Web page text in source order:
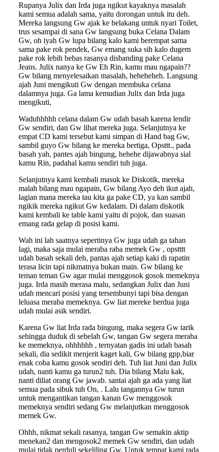
Rupanya Julix dan Irda juga ngikut kayaknya masalah
kami semua adalah sama, yaitu dorongan untuk itu deh.
Mereka langsung Gw ajak ke belakang untuk nyari Toilet,
trus sesampai di sana Gw langsung buka Celana Dalam
Gw, oh iyah Gw lupa bilang kalo kami berempat sama
sama pake rok pendek, Gw emang suka sih kalo dugem
pake rok lebih bebas rasanya disbanding pake Celana
Jeans. Julix nanya ke Gw Eh Rin, kamu mau ngapain??
Gw bilang menyelesaikan masalah, heheheheh. Langsung
ajah Juni mengikuti Gw dengan membuka celana
dalamnya juga. Ga lama kemudian Julix dan Irda juga
mengikuti,
Waduhhhhh celana dalam Gw udah basah karena lendir
Gw sendiri, dan Gw lihat mereka juga. Selanjutnya ke
empat CD kami tersebut kami simpan di Hand bag Gw,
sambil guyo Gw bilang ke mereka bertiga, Opsttt., pada
basah yah, pantes ajah bingung, hehehe dijawabnya sial
kamu Rin, padahal kamu sendiri tuh juga.
Selanjutnya kami kembali masuk ke Diskotik, mereka
malah bilang mau ngapain, Gw bilang Ayo deh ikut ajah,
lagian mana mereka tau kita ga pake CD, ya kan sambil
ngikik mereka ngikut Gw kedalam. Di dalam diskotik
kami kembali ke table kami yaitu di pojok, dan suasan
emang rada gelap di posisi kami.
Wah ini lah saatnya sepertinya Gw juga udah ga tahan
lagi, maka saja mulai meraba raba memek Gw , opstttt
udah basah sekali deh, pantas ajah setiap kaki di rapatin
terasa licin tapi nikmatnya bukan main. Gw bilang ke
teman teman Gw agar mulai menggosok gosok memeknya
juga. Irda masih merasa malu, sedangkan Julix dan Juni
udah mencari posisi yang tersembunyi tapi bisa dengan
leluasa meraba memeknya. Gw liat mereke berdua juga
udah mulai asik sendiri.
Karena Gw liat Irda rada bingung, maka segera Gw tarik
sehingga duduk di sebelah Gw, tangan Gw segera meraba
ke memeknya, ohhhhhh , ternyatan gadis ini udah basah
sekali, dia sedikit menjerit kaget kali, Gw bilang gpp,biar
enak coba kamu gosok sendiri deh. Tuh liat Juni dan Julix
udah, nanti kamu ga turun2 tuh. Dia bilang Malu kak,
nanti diliat orang Gw jawab. santai ajah ga ada yang liat
semua pada sibuk tuh On, . Lalu tangannya Gw turun
untuk mengantikan tangan kanan Gw menggosok
memeknya sendiri sedang Gw melanjutkan menggosok
memek Gw.
Ohhh, nikmat sekali rasanya, tangan Gw semakin aktip
menekan2 dan mengosok2 memek Gw sendiri, dan udah
mulai tidak perduli sekeliling Gw. Untuk tempat kami rada